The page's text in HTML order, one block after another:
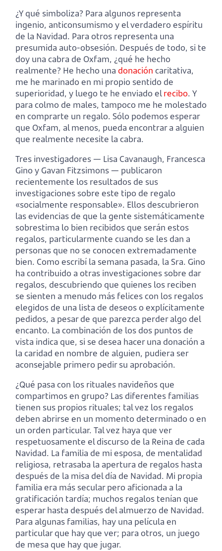
¿Y qué simboliza? Para algunos representa
ingenio, anticonsumismo y el verdadero espíritu
de la Navidad. Para otros representa una
presumida auto-obsesión. Después de todo, si te
doy una cabra de Oxfam, ¿qué he hecho
realmente? He hecho una donación caritativa,
me he marinado en mi propio sentido de
superioridad, y luego te he enviado elrecibo. Y
para colmo de males, tampoco me he molestado
en comprarte un regalo. Sólo podemos esperar
que Oxfam, al menos, pueda encontrar a alguien
que realmente necesite la cabra.
Tres investigadores — Lisa Cavanaugh, Francesca
Gino y Gavan Fitzsimons — publicaron
recientemente los resultados de sus
investigaciones sobre este tipo de regalo
«socialmente responsable». Ellos descubrieron
las evidencias de que la gente sistemáticamente
sobrestima lo bien recibidos que serán estos
regalos, particularmente cuando se les dan a
personas que no se conocen extremadamente
bien. Como escribí la semana pasada, la Sra. Gino
ha contribuido a otras investigaciones sobre dar
regalos, descubriendo que quienes los reciben
se sienten a menudo más felices con los regalos
elegidos de una lista de deseos o explícitamente
pedidos, a pesar de que parezca perder algo del
encanto. La combinación de los dos puntos de
vista indica que, si se desea hacer una donación a
la caridad en nombre de alguien, pudiera ser
aconsejable primero pedir su aprobación.
¿Qué pasa con los rituales navideños que
compartimos en grupo? Las diferentes familias
tienen sus propios rituales; tal vez los regalos
deben abrirse en un momento determinado o en
un orden particular. Tal vez haya que ver
respetuosamente el discurso de la Reina de cada
Navidad. La familia de mi esposa, de mentalidad
religiosa, retrasaba la apertura de regalos hasta
después de la misa del día de Navidad. Mi propia
familia era más secular pero aficionada a la
gratificación tardía; muchos regalos tenían que
esperar hasta después del almuerzo de Navidad.
Para algunas familias, hay una película en
particular que hay que ver; para otros, un juego
de mesa que hay que jugar.